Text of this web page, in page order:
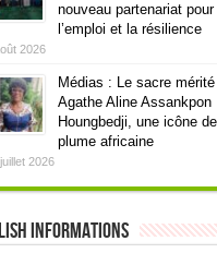
nouveau partenariat pour
l’emploi et la résilience
2026
Médias : Le sacre mérité
Agathe Aline Assankpon
Houngbedji, une icône
plume africaine
2026
informations